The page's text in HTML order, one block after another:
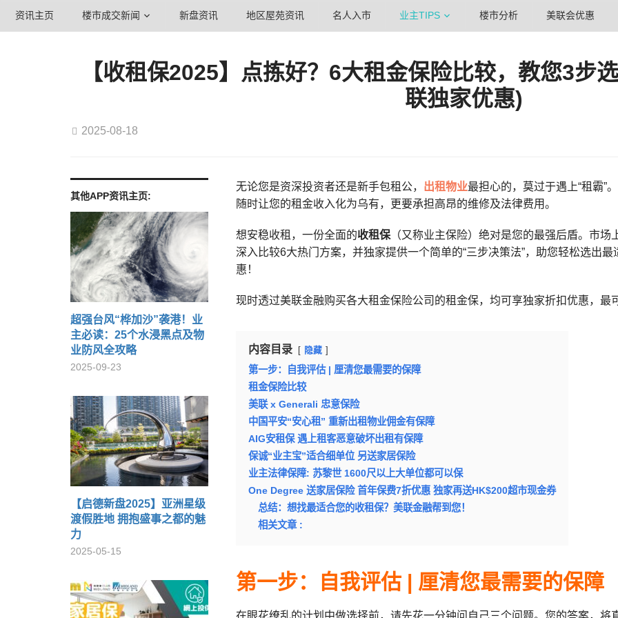
资讯主页 楼市成交新闻 新盘资讯 地区屋苑资讯 名人入市 业主TIPS 楼市分析 美联会优惠
【收租保2025】点拣好？6大租金保险比较，教您3步
联独家优惠)
2025-08-18
其他APP资讯主页:
超强台风“桦加沙”袭港！业
主必读：25个水浸黑点及物
业防风全攻略
2025-09-23
【启德新盘2025】亚洲星级
渡假胜地 拥抱盛事之都的魅
力
2025-05-15
无论您是资深投资者还是新手包租公， 出租物业最担心的，莫过于遇上“租霸”
随时让您的租金收入化为乌有，更要承担高昂的维修及法律费用。
想安稳收租，一份全面的收租保 （又称业主保险）绝对是您的最强后盾。市场
深入比较6大热门方案，并独家提供一个简单的“三步决策法”，助您轻松选出
惠！
现时透过美联金融购买各大租金保险公司的租金保，均可享独家折扣优惠，最
内容目录 隐藏
第一步：自我评估 | 厘清您最需要的保障
租金保险比较
美联 x Generali 忠意保险
中国平安“安心租” 重新出租物业佣金有保障
AIG安租保 遇上租客恶意破坏出租有保障
保诚“业主宝”适合细单位 另送家居保险
业主法律保障: 苏黎世 1600尺以上大单位都可以保
One Degree 送家居保险 首年保费7折优惠 独家再送HK$200超市现金券
总结：想找最适合您的收租保？美联金融帮到您！
相关文章 :
第一步：自我评估 | 厘清您最需要的保障
在眼花缭乱的计划中做选择前，请先花一分钟问自己三个问题。您的答案，将